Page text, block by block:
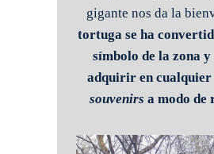
gigante nos da la
tortuga se ha
símbolo de la zona y
adquirir en cualquier
souvenirs a modo de